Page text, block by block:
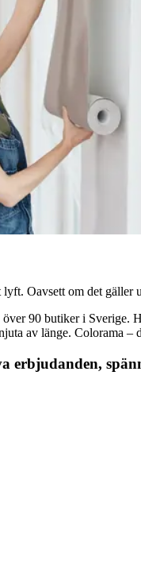
Oavsett om det
90 butiker i
av länge. Colorama –
erbjudanden,